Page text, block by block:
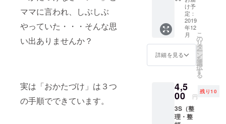
ママに言われ、しぶしぶ
やっていた・・・そんな思
い出ありませんか？
実は「おかたづけ」は３つ
の手順でできています。
に目覚め、
お風呂に子
どもを毎日
入れるな
大好きな生
そしてその
想いはわが
子にだけで
なく、幼稚
自由に
お使い
くださ
い。
（画像
はイ
メージ
3S教本
「ゴ
チャキ
レ！ガ
イド」
を冊子
にした
もので
す。
り紙が
好き と
いう方
にお薦
めで
け予
定：
2019
年12
月
詳細を見る
こ
の
リ
タ
ー
ン
を
選
択
す
る
4,5
00 円
残り10
3S（整
理・整